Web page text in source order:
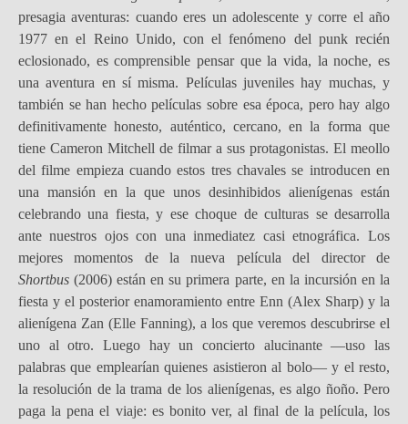
presagia aventuras: cuando eres un adolescente y corre el año
1977 en el Reino Unido, con el fenómeno del punk recién
eclosionado, es comprensible pensar que la vida, la noche, es
una aventura en sí misma. Películas juveniles hay muchas, y
también se han hecho películas sobre esa época, pero hay algo
definitivamente honesto, auténtico, cercano, en la forma que
tiene Cameron Mitchell de filmar a sus protagonistas. El meollo
del filme empieza cuando estos tres chavales se introducen en
una mansión en la que unos desinhibidos alienígenas están
celebrando una fiesta, y ese choque de culturas se desarrolla
ante nuestros ojos con una inmediatez casi etnográfica. Los
mejores momentos de la nueva película del director de
Shortbus (2006) están en su primera parte, en la incursión en la
fiesta y el posterior enamoramiento entre Enn (Alex Sharp) y la
alienígena Zan (Elle Fanning), a los que veremos descubrirse el
uno al otro. Luego hay un concierto alucinante —uso las
palabras que emplearían quienes asistieron al bolo— y el resto,
la resolución de la trama de los alienígenas, es algo ñoño. Pero
paga la pena el viaje: es bonito ver, al final de la película, los